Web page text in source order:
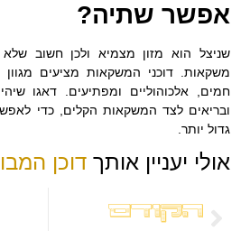
אפשר שתיה?
שניצל הוא מזון מצמיא ולכן חשוב
משקאות. דוכני המשקאות מציעים
חמים, אלכוהוליים ומפתיעים. דאגו
ובריאים לצד המשקאות הקלים, כדי
גדול יותר.
אולי יעניין אותךדוכן
הקודם